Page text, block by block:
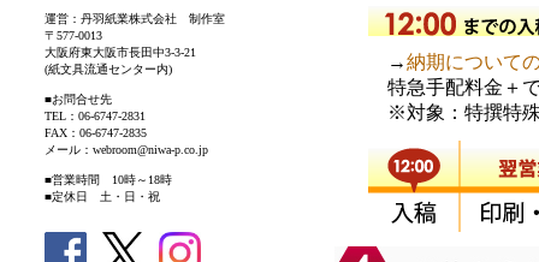
運営：丹羽紙業株式会社 制作室
〒577-0013
大阪府東大阪市長田中3-3-21
(紙文具流通センター内)
■お問合せ先
TEL：06-6747-2831
FAX：06-6747-2835
メール：webroom@niwa-p.co.jp
■営業時間 10時～18時
■定休日 土・日・祝
→納期について
特急手配料金＋
※対象：特撰特殊